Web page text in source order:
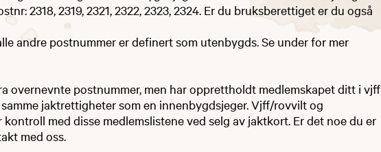
2318, 2319, 2321, 2322, 2323, 2324. Er du bruksberettiget er du også
andre postnummer er definert som utenbygds. Se under for mer
overnevnte postnummer, men har opprettholdt medlemskapet ditt i vjff
jaktrettigheter som en innenbygdsjeger. Vjff/rovvilt og
med disse medlemslistene ved selg av jaktkort. Er det noe du er
med oss.